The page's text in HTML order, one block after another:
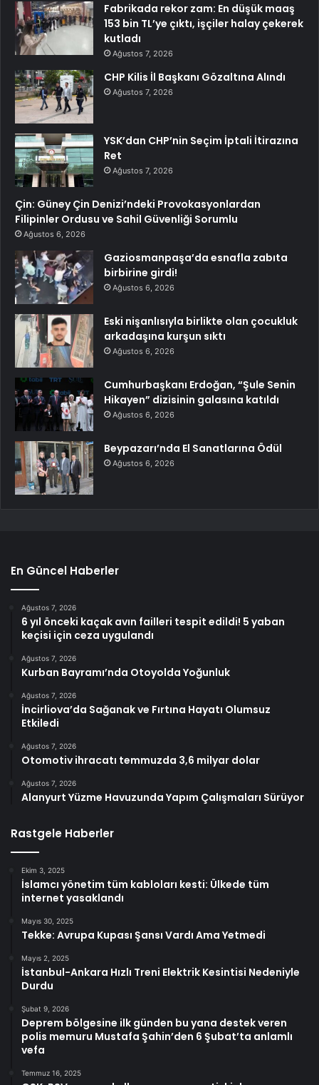
Fabrikada rekor zam: En düşük maaş
153 bin TL’ye çıktı, işçiler halay çekerek
kutladı
Ağustos 7, 2026
CHP Kilis İl Başkanı Gözaltına Alındı
Ağustos 7, 2026
YSK’dan CHP’nin Seçim İptali İtirazına
Ret
Ağustos 7, 2026
Çin: Güney Çin Denizi’ndeki Provokasyonlardan
Filipinler Ordusu ve Sahil Güvenliği Sorumlu
Ağustos 6, 2026
Gaziosmanpaşa’da esnafla zabıta
birbirine girdi!
Ağustos 6, 2026
Eski nişanlısıyla birlikte olan çocukluk
arkadaşına kurşun sıktı
Ağustos 6, 2026
Cumhurbaşkanı Erdoğan, “Şule Senin
Hikayen” dizisinin galasına katıldı
Ağustos 6, 2026
Beypazarı’nda El Sanatlarına Ödül
Ağustos 6, 2026
En Güncel Haberler
Ağustos 7, 2026
6 yıl önceki kaçak avın failleri tespit edildi! 5 yaban
keçisi için ceza uygulandı
Ağustos 7, 2026
Kurban Bayramı’nda Otoyolda Yoğunluk
Ağustos 7, 2026
İncirliova’da Sağanak ve Fırtına Hayatı Olumsuz
Etkiledi
Ağustos 7, 2026
Otomotiv ihracatı temmuzda 3,6 milyar dolar
Ağustos 7, 2026
Alanyurt Yüzme Havuzunda Yapım Çalışmaları Sürüyor
Rastgele Haberler
Ekim 3, 2025
İslamcı yönetim tüm kabloları kesti: Ülkede tüm
internet yasaklandı
Mayıs 30, 2025
Tekke: Avrupa Kupası Şansı Vardı Ama Yetmedi
Mayıs 2, 2025
İstanbul-Ankara Hızlı Treni Elektrik Kesintisi Nedeniyle
Durdu
Şubat 9, 2026
Deprem bölgesine ilk günden bu yana destek veren
polis memuru Mustafa Şahin’den 6 Şubat’ta anlamlı
vefa
Temmuz 16, 2025